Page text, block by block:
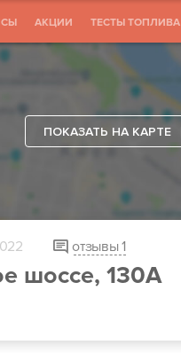
АКЦИИ ТЕСТЫ ТОПЛИВА
ПОКАЗАТЬ НА КАРТЕ
отзывы 1
шоссе, 130А